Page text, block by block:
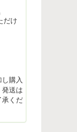
だけ
購入
送は
くだ